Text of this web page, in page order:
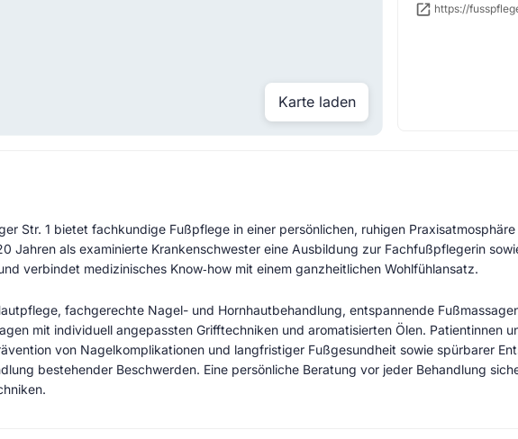
Karte laden
https://
Str. 1 bietet fachkundige Fußpflege in einer persönlichen, ruhigen
Jahren als examinierte Krankenschwester eine Ausbildung zur Fachfußpflegerin
verbindet medizinisches Know‑how mit einem ganzheitlichen Wohlfühlansatz.
fachgerechte Nagel- und Hornhautbehandlung, entspannende
mit individuell angepassten Grifftechniken und aromatisierten Ölen. Patientinnen
von Nagelkomplikationen und langfristiger Fußgesundheit sowie spürbarer
bestehender Beschwerden. Eine persönliche Beratung vor jeder Behandlung